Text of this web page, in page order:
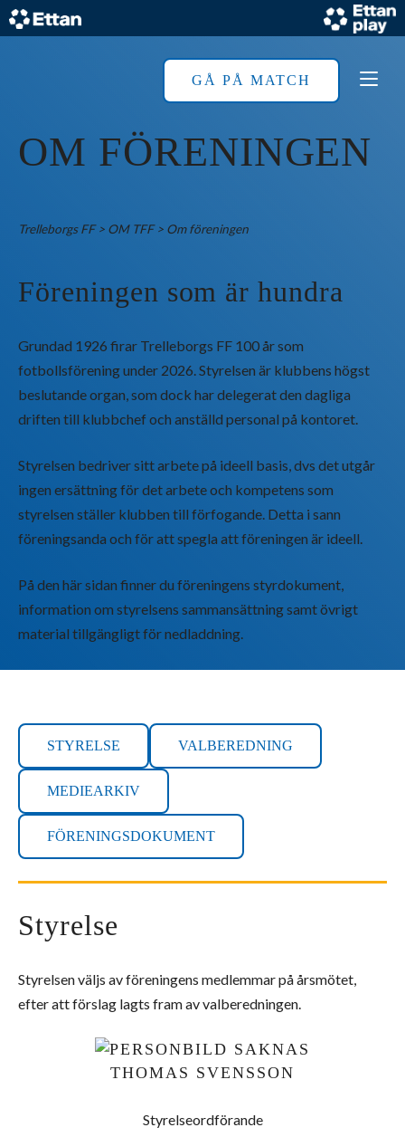
GÅ PÅ MATCH
OM FÖRENINGEN
Trelleborgs FF> OM TFF> Om föreningen
Föreningen som är hundra
Grundad 1926 firar Trelleborgs FF 100 år som
fotbollsförening under 2026. Styrelsen är klubbens högst
beslutande organ, som dock har delegerat den dagliga
driften till klubbchef och anställd personal på kontoret.
Styrelsen bedriver sitt arbete på ideell basis, dvs det utgår
ingen ersättning för det arbete och kompetens som
styrelsen ställer klubben till förfogande. Detta i sann
föreningsanda och för att spegla att föreningen är ideell.
På den här sidan finner du föreningens styrdokument,
information om styrelsens sammansättning samt övrigt
material tillgängligt för nedladdning.
STYRELSE VALBEREDNING
MEDIEARKIV
FÖRENINGSDOKUMENT
Styrelse
Styrelsen väljs av föreningens medlemmar på årsmötet,
efter att förslag lagts fram av valberedningen.
THOMAS SVENSSON
Styrelseordförande